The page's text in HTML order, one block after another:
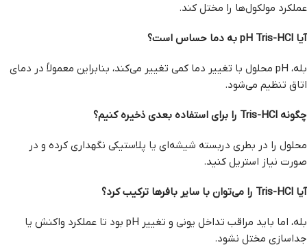
عملکرد مولکول‌ها را مختل کند.
آیا pH Tris-HCl به دما حساس است؟
بله، pH محلول با تغییر دما کمی تغییر می‌کند، بنابراین معمولاً در دمای
اتاق تنظیم می‌شود.
چگونه Tris-HCl را برای استفاده بعدی ذخیره کنیم؟
محلول را در بطری دربسته شیشه‌ای یا پلاستیکی نگهداری کرده و در
صورت نیاز استریل کنید.
آیا Tris-HCl را می‌توان با سایر بافرها ترکیب کرد؟
بله، اما باید مراقب تداخل یونی و تغییر pH بود تا عملکرد واکنش یا
جداسازی مختل نشود.